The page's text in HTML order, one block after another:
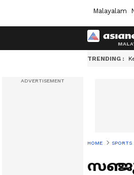
Malayalam
TRENDING :
HOME SPORTS